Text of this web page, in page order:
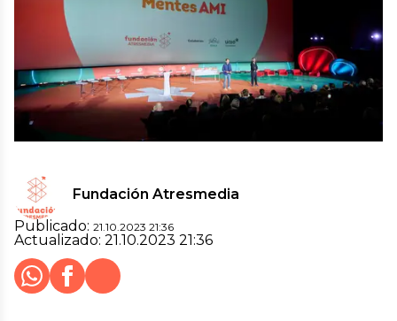
Fundación Atresmedia
Publicado: 21.10.2023 21:36
Actualizado: 21.10.2023 21:36
Whatsapp
Facebook